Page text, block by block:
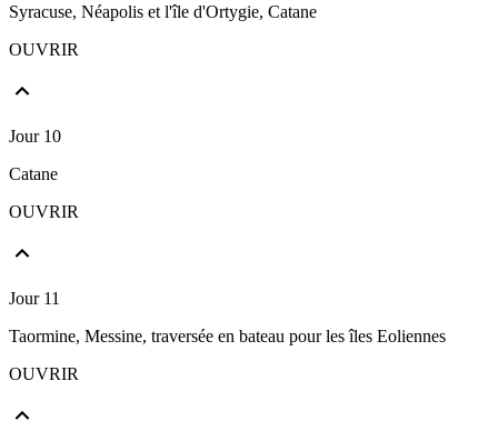
Syracuse, Néapolis et l'île d'Ortygie, Catane
OUVRIR
Jour 10
Catane
OUVRIR
Jour 11
Taormine, Messine, traversée en bateau pour les îles Eoliennes
OUVRIR